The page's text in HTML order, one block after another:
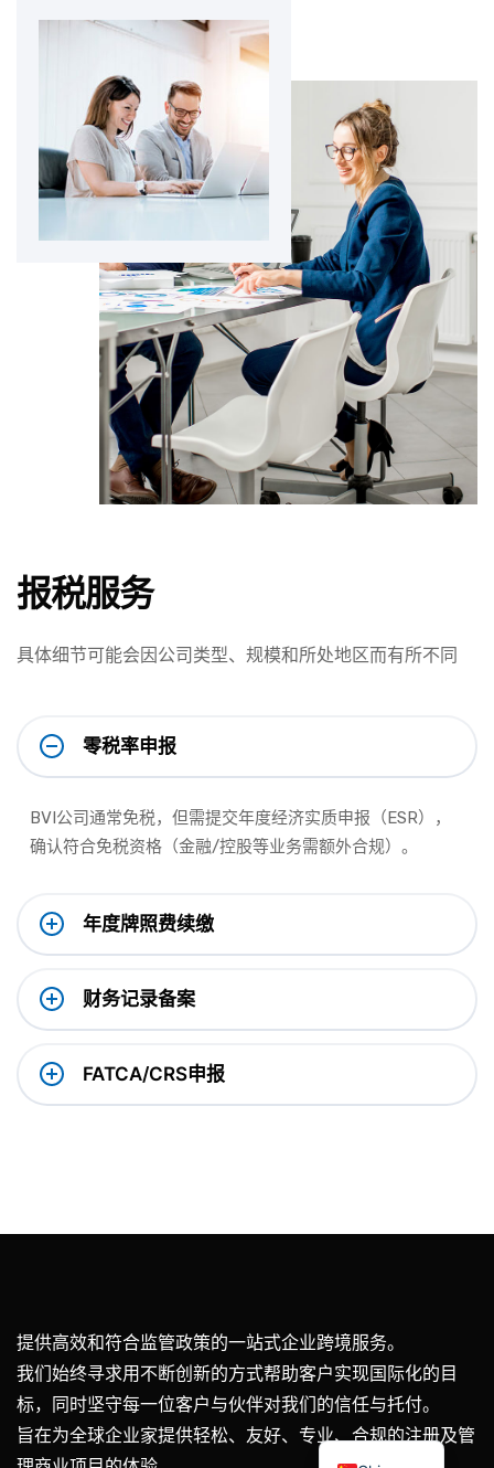
报税服务
具体细节可能会因公司类型、规模和所处地区而有所不同
零税率申报
BVI公司通常免税，但需提交年度经济实质申报（ESR），
确认符合免税资格（金融/控股等业务需额外合规）。
年度牌照费续缴
财务记录备案
FATCA/CRS申报
提供高效和符合监管政策的一站式企业跨境服务。
我们始终寻求用不断创新的方式帮助客户实现国际化的目
标，同时坚守每一位客户与伙伴对我们的信任与托付。
旨在为全球企业家提供轻松、友好、专业、合规的注册及管
English